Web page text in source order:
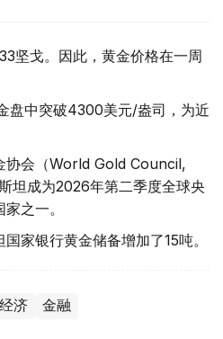
坚戈。因此，黄金价格在一周
盘中突破4300美元/盎司，为近
协会（World Gold Council,
坦成为2026年第二季度全球央
之一。
家银行黄金储备增加了15吨。
经济 金融